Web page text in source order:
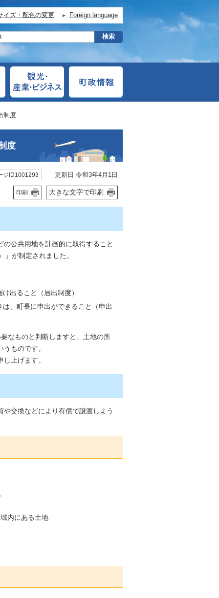
イズ・配色の変更 Foreign language
制度
度
ジID1001293 更新日 令和3年4月1日
印刷 大きな文字で印刷
公共用地を計画的に取得すること
が制定されました。
出ること（届出制度）
、町長に申出ができること（申出
なものと判断しますと、土地の所
ものです。
上げます。
交換などにより有償で譲渡しよう
内にある土地